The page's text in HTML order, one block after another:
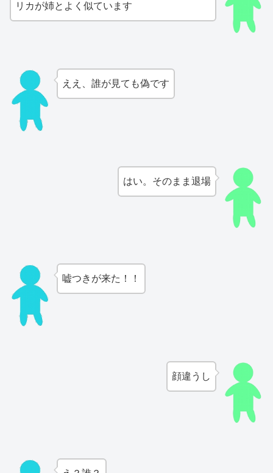
リカが姉とよく似ています
ええ、誰が見ても偽です
はい。そのまま退場
嘘つきが来た！！
顔違うし